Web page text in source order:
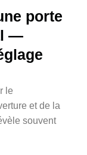
porte
—
le
et de la
souvent